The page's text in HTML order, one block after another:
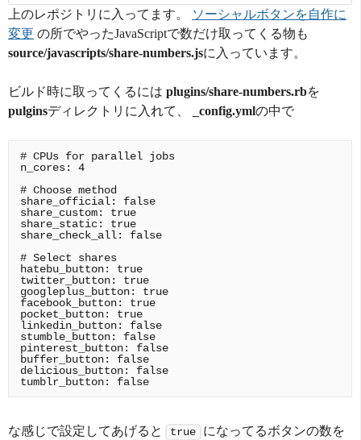
上のレポジトリに入ってます。
ソーシャルボタンを自作に
変更 の所でやったJavaScriptで数だけ取ってくる物も
source/javascripts/share-numbers.jsに入っています。
ビルド時に取ってくるには plugins/share-numbers.rbを
pulginsディレクトリに入れて、 _config.ymlの中で
# CPUs for parallel jobs
n_cores: 4
# Choose method
share_official: false
share_custom: true
share_static: true
share_check_all: false
# Select shares
hatebu_button: true
twitter_button: true
googleplus_button: true
facebook_button: true
pocket_button: true
linkedin_button: false
stumble_button: false
pinterest_button: false
buffer_button: false
delicious_button: false
な感じで設定してあげると true になってるボタンの数を